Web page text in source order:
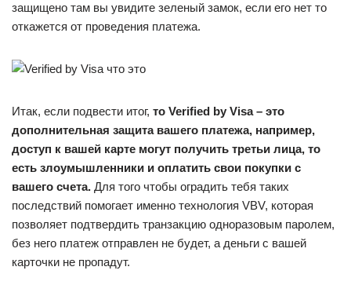
защищено там вы увидите зеленый замок, если его нет то
откажется от проведения платежа.
Итак, если подвести итог, то Verified by Visa – это
дополнительная защита вашего платежа, например,
доступ к вашей карте могут получить третьи лица, то
есть злоумышленники и оплатить свои покупки с
вашего счета. Для того чтобы оградить тебя таких
последствий помогает именно технология VBV, которая
позволяет подтвердить транзакцию одноразовым паролем,
без него платеж отправлен не будет, а деньги с вашей
карточки не пропадут.